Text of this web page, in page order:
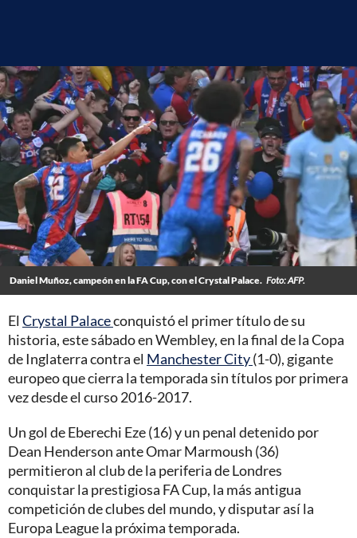
Daniel Muñoz, campeón en la FA Cup, con el Crystal Palace. Foto: AFP.
El Crystal Palaceconquistó el primer título de su
historia, este sábado en Wembley, en la final de la Copa
de Inglaterra contra el Manchester City(1-0), gigante
europeo que cierra la temporada sin títulos por primera
vez desde el curso 2016-2017.
Un gol de Eberechi Eze (16) y un penal detenido por
Dean Henderson ante Omar Marmoush (36)
permitieron al club de la periferia de Londres
conquistar la prestigiosa FA Cup, la más antigua
competición de clubes del mundo, y disputar así la
Europa League la próxima temporada.